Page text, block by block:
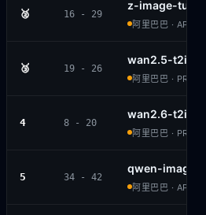
🥈 16 - 29
z-image-
阿里巴巴 ·
🥉 19 - 26
wan2.5-t2i-
阿里巴巴 ·
4 8 - 20
wan2.6-t2i
阿里巴巴 ·
5 34 - 42
qwen-image
阿里巴巴 ·